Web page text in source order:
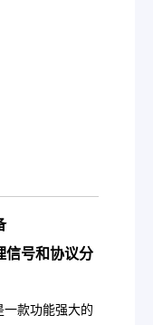
信号和协议分
一款功能强大的